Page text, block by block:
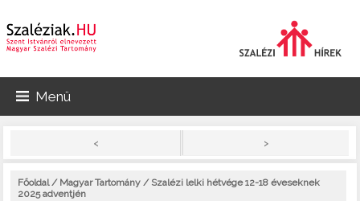
Menü
< >
Főoldal/ Magyar Tartomány / Szalézi lelki hétvége 12-18 éveseknek
2025 adventjén